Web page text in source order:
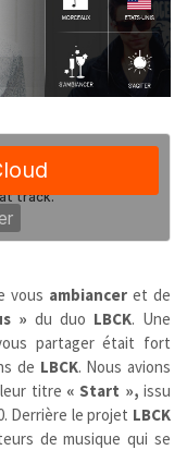
vous ambiancer et de
» du duo LBCK. Une
partager était fort
de LBCK. Nous avions
titre « Start », issu
Derrière le projet LBCK
de musique qui se